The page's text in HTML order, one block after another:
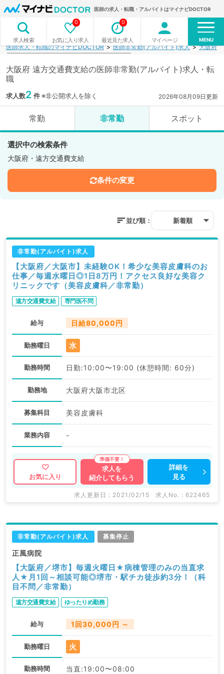
医師の求人・転職・アルバイトはマイナビDOCTOR
求人検索 お気に入り求人
0
最近見た求人
0
マイページ MENU
医師求人・転職のマイナビDOCTOR 医師非常勤(アルバイト)求人 大阪府
大阪府 遠方交通費支給の医師非常勤(アルバイト)求人・転
職
求人数2 件※非公開求人を除く 2026年08月09日更新
常勤 非常勤 スポット
選択中の検索条件
大阪府・遠方交通費支給
条件の変更
並び順： 新着順
非常勤(アルバイト)求人
【大阪府／大阪市】未経験OK！希少な美容皮膚科のお
仕事／毎週水曜日◎1日8万円！アクセス良好な美容ク
リニックです（美容皮膚科／非常勤）
遠方交通費支給 専門医不問
給与 日給80,000円
勤務曜日 水
勤務時間 日勤:10:00〜19:00 (休憩時間: 60分)
勤務地 大阪府大阪市北区
募集科目 美容皮膚科
業務内容 -
お気に入り
求人を
紹介してもらう
詳細を
見る
求人更新日 : 2021/02/15 求人No. : 622465
非常勤(アルバイト)求人 募集停止
正風病院
【大阪府／堺市】毎週火曜日★病棟管理のみの当直求
人★月1回～相談可能◎堺市・駅チカ徒歩約3分！（科
目不問／非常勤）
遠方交通費支給 ゆったりめ勤務
給与 1回30,000円 ～
勤務曜日 火
勤務時間 当直:19:00〜08:00